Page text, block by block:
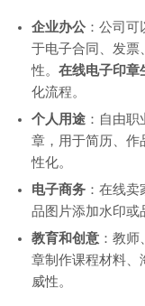
企业办公 ：公司
于电子合同、发票
性。 在线电子印章
化流程。
个人用途 ：自由
章，用于简历、作
性化。
电子商务 ：在线
品图片添加水印或
教育和创意 ：教
章制作课程材料、
威性。